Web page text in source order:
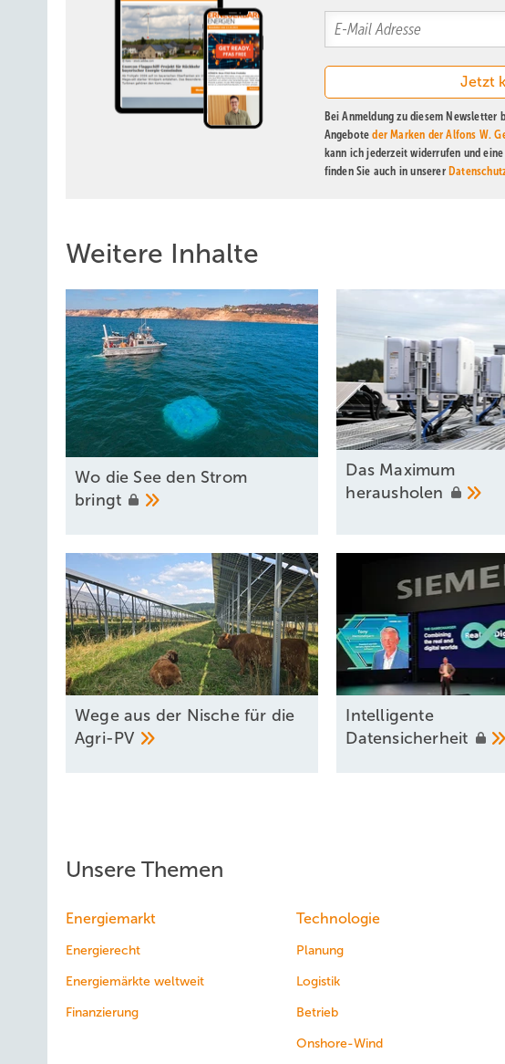
Bei Anmeldung zu diesem
Angeboteder Marken der Alfons W.
kann ich jederzeit widerrufen und
finden Sie auch in unserer
Weitere Inhalte
Wo die See den Strom
bringt
Das Maximum
herausholen
Wege aus der Nische für die
Agri-PV
Intel ligente
Datensicherheit
Unsere Themen
Energiemarkt
Energierecht
Energiemärkte weltweit
Finanzierung
Technologie
Planung
Logistik
Betrieb
Onshore-Wind